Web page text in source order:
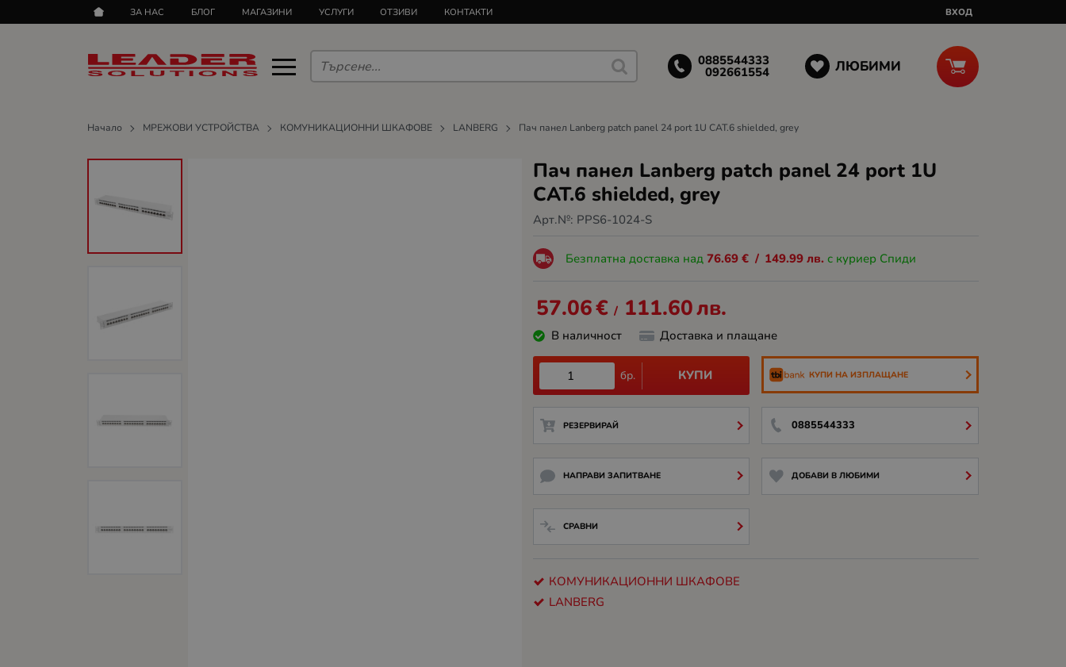
ЗА НАС БЛОГ МАГАЗИНИ УСЛУГИ ОТЗИВИ КОНТАКТИ ВХОД
0885544333
092661554 ЛЮБИМИ
Начало МРЕЖОВИ УСТРОЙСТВА КОМУНИКАЦИОННИ ШКАФОВЕ LANBERG Пач панел Lanberg patch panel 24 port 1U CAT.6 shielded, grey
Пач панел Lanberg patch panel 24 port 1U
CAT.6 shielded, grey
Арт.№: PPS6-1024-S
Безплатна доставка над76.69 € / 149.99 лв. с куриер Спиди
57.06€ / 111.60лв.
В наличност Доставка и плащане
бр. КУПИ КУПИ НА ИЗПЛАЩАНЕ
РЕЗЕРВИРАЙ 0885544333
НАПРАВИ ЗАПИТВАНЕ ДОБАВИ В ЛЮБИМИ
СРАВНИ
КОМУНИКАЦИОННИ ШКАФОВЕ
LANBERG